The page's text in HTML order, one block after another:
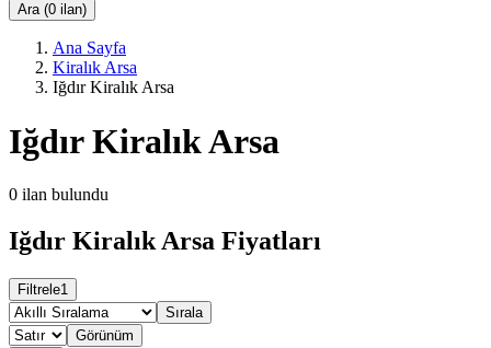
Ara (0 ilan)
Ana Sayfa
Kiralık Arsa
Iğdır Kiralık Arsa
Iğdır Kiralık Arsa
0 ilan bulundu
Iğdır Kiralık Arsa Fiyatları
Filtrele1
Sırala
Görünüm